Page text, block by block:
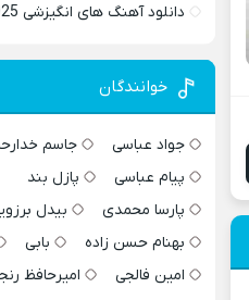
دانلود آهنگ های انگیزشی 2025
خوانندگان
جواد عباسی
جاسم
پیام عباسی
پازل بند
پارسا محمدی
بیدل
بهنام حسن زاده
بابی
امین فالجی
امیرحافظ